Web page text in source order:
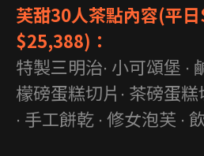
芙甜30人茶點內容(平
$25,388)：
特製三明治∙ 小可頌堡 ∙
檬磅蛋糕切片∙ 茶磅蛋
∙ 手工餅乾 ∙ 修女泡芙 ∙